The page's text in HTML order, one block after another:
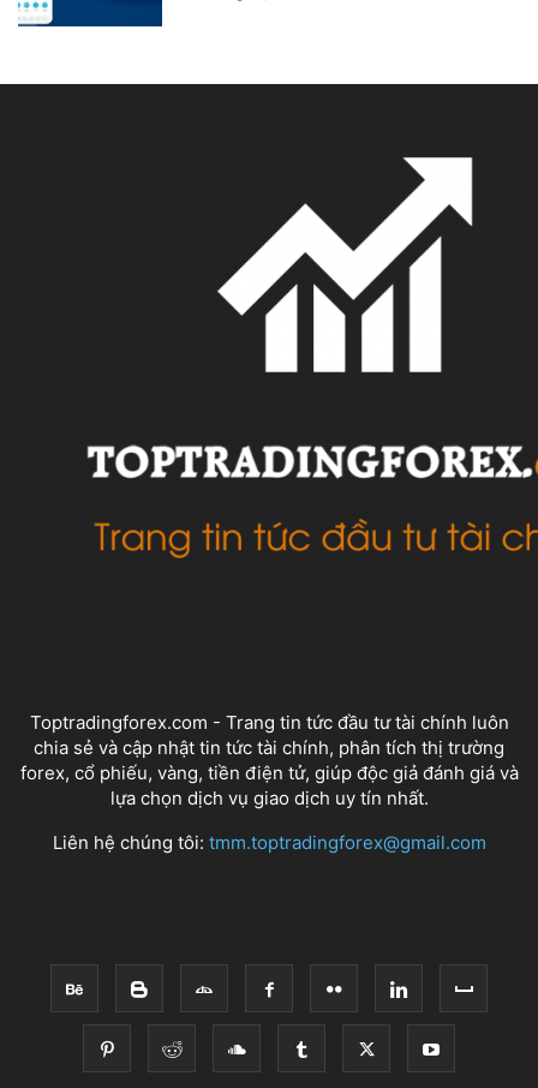
Toptradingforex.com - Trang tin tức đầu tư tài chính luôn
chia sẻ và cập nhật tin tức tài chính, phân tích thị trường
forex, cổ phiếu, vàng, tiền điện tử, giúp độc giả đánh giá và
lựa chọn dịch vụ giao dịch uy tín nhất.
Liên hệ chúng tôi: tmm.toptradingforex@gmail.com